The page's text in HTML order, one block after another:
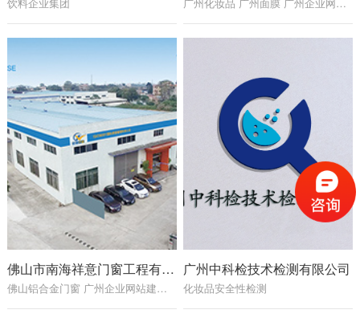
佛山市南海祥意门窗工程有限公司网站建设项目
佛山铝合金门窗 广州企业网站建设 广州网站制作公司 广州网站建设公司
广州中科检技术检测有限公司
化妆品安全性检测